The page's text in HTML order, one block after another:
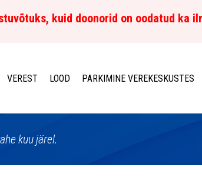
kuid doonorid on oodatud ka
VEREST LOOD PARKIMINE VEREKESKUSTES
kuu järel.